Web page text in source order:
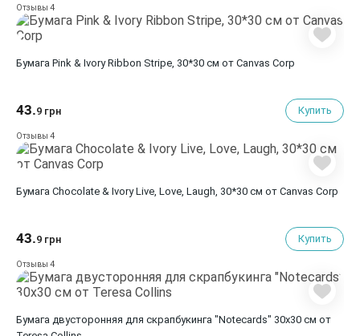
Отзывы 4
Бумага Pink & Ivory Ribbon Stripe, 30*30 см от Canvas Corp
43.9 грн Купить
Отзывы 4
Бумага Chocolate & Ivory Live, Love, Laugh, 30*30 см от Canvas Corp
43.9 грн Купить
Отзывы 4
Бумага двусторонняя для скрапбукинга "Notecards" 30х30 см от